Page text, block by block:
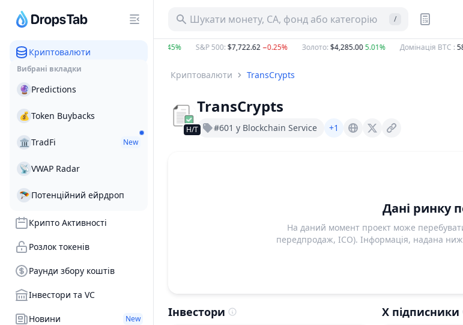
Криптовалюти
Вибрані вкладки
🔮 Predictions
💰 Token Buybacks
🏛 TradFi New
📡 VWAP Radar
🪂 Потенційний ейрдроп
Крипто Активності
Розлок токенів
Раунди збору коштів
Інвестори та VC
Новини New
Шукати монету, CA, фонд або категорію /
BTC: $64,699.99 2.45% S&P 500:$7,722.62−0.25% Золото:$4,285.005.01% Домінація BTC:
Криптовалюти TransCrypts
Н/Т
TransCrypts
#601 у Blockchain Service +1 Transcrypts.com X (Twitter)
Дані ринку
На даний момент проект може
передпродаж, ICO). Інформація, надана
Інвестори X підписники